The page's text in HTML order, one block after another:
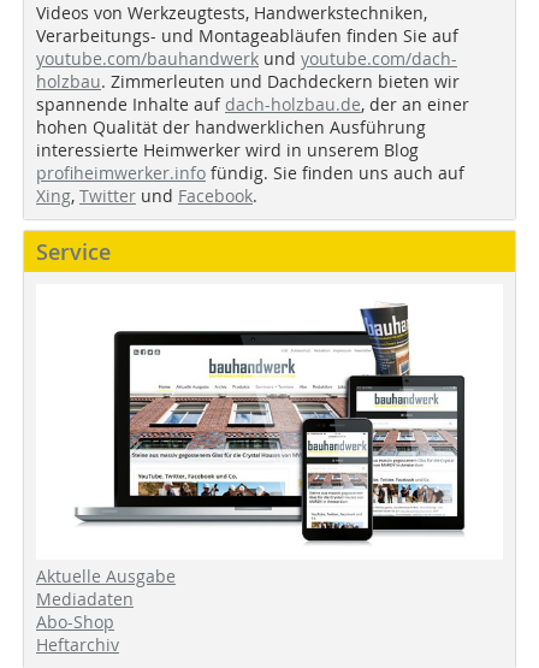
Videos von Werkzeugtests, Handwerkstechniken,
Verarbeitungs- und Montageabläufen finden Sie auf
youtube.com/bauhandwerk und youtube.com/dach-
holzbau. Zimmerleuten und Dachdeckern bieten wir
spannende Inhalte auf dach-holzbau.de, der an einer
hohen Qualität der handwerklichen Ausführung
interessierte Heimwerker wird in unserem Blog
profiheimwerker.info fündig. Sie finden uns auch auf
Xing, Twitter und Facebook.
Service
Aktuelle Ausgabe
Mediadaten
Abo-Shop
Heftarchiv